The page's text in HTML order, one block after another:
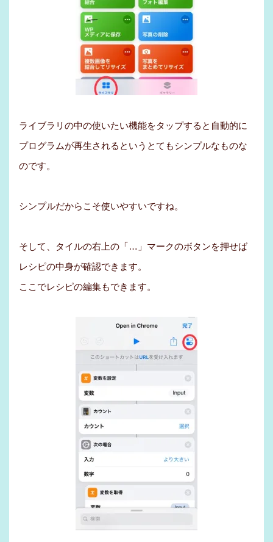
ライブラリの中の使いたい機能をタップすると自動的に
プログラムが再生されるというとてもシンプルなものな
のです。
シンプルだからこそ使いやすいですね。
そして、タイルの右上の「…」マークのボタンを押せば
レシピの中身が確認できます。
ここでレシピの編集もできます。